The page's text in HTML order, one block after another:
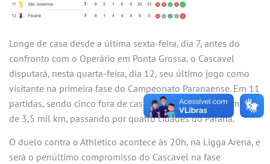
Longe de casa desde a última sexta-feira, dia 7, antes do
confronto com o Operário em Ponta Grossa, o Cascavel
disputará, nesta quarta-feira, dia 12, seu último jogo como
visitante na primeira fase do Campeonato Paranaense. Em 11
partidas, sendo cinco fora de casa, a equipe percorreu mais
de 3,5 mil km, passando por quatro cidades do Paraná.
O duelo contra o Athletico acontece às 20h, na Ligga Arena, e
será o penúltimo compromisso do Cascavel na fase